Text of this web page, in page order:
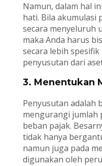
Namun, dalam hal
hati. Bila akumulasi
secara menyeluruh
maka Anda harus
secara lebih
penyusutan dari
3. Menentukan
Penyusutan adalah
mengurangi jumlah
beban pajak.
tidak hanya
namun juga pada
digunakan oleh